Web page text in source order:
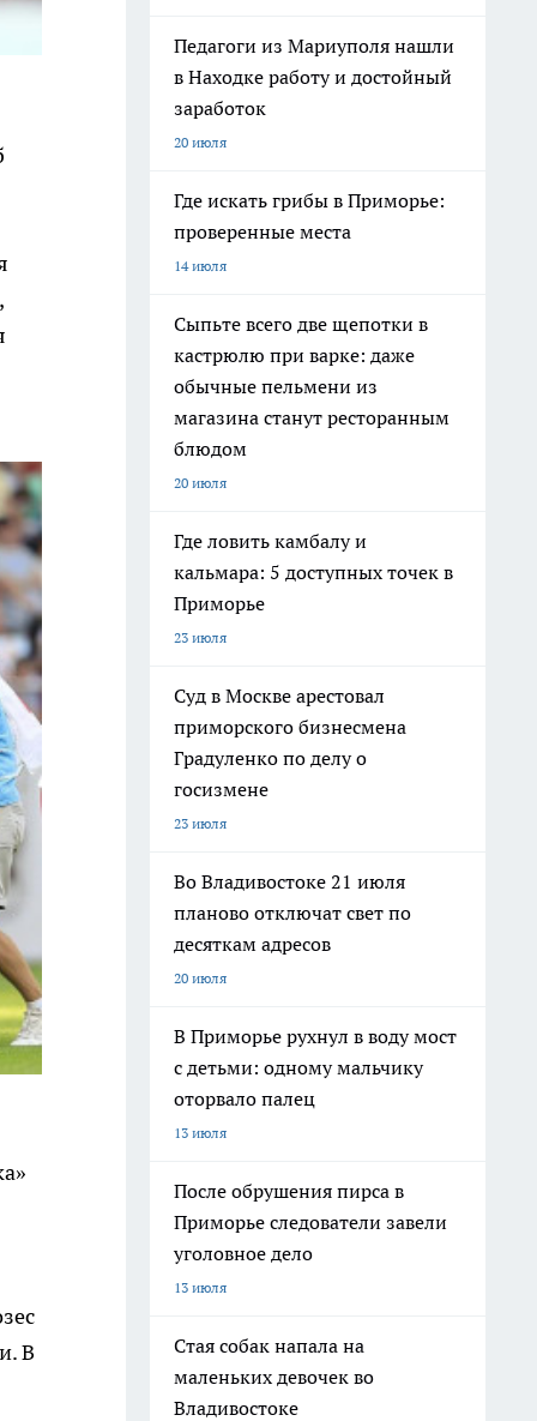
В
Педагоги из Мариуполя нашли
в Находке работу и достойный
заработок
20 июля
Где искать грибы в Приморье:
проверенные места
14 июля
Сыпьте всего две щепотки в
кастрюлю при варке: даже
обычные пельмени из
магазина станут ресторанным
блюдом
20 июля
Где ловить камбалу и
кальмара: 5 доступных точек в
Приморье
23 июля
Суд в Москве арестовал
приморского бизнесмена
Градуленко по делу о
госизмене
23 июля
Во Владивостоке 21 июля
планово отключат свет по
десяткам адресов
20 июля
В Приморье рухнул в воду мост
с детьми: одному мальчику
оторвало палец
13 июля
После обрушения пирса в
Приморье следователи завели
уголовное дело
13 июля
Стая собак напала на
маленьких девочек во
Владивостоке